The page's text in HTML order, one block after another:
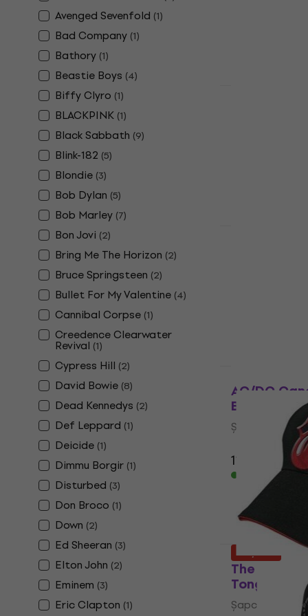
Avenged Sevenfold (1)
Bad Company (1)
Bathory (1)
Beastie Boys (4)
Biffy Clyro (1)
BLACKPINK (1)
Black Sabbath (9)
Blink-182 (5)
Blondie (3)
Bob Dylan (5)
Bob Marley (7)
Bon Jovi (2)
Bring Me The Horizon (2)
Bruce Springsteen (2)
Bullet For My Valentine (4)
Cannibal Corpse (1)
Creedence Clearwater
Revival (1)
Cypress Hill (2)
David Bowie (8)
Dead Kennedys (2)
Def Leppard (1)
Deicide (1)
Dimmu Borgir (1)
Disturbed (3)
Don Broco (1)
Down (2)
Ed Sheeran (3)
Elton John (2)
Eminem (3)
Eric Clapton (1)
AC/DC
Black UNI
Şapcă
11,70 €
The
Tongue
Şapcă
Acțiune